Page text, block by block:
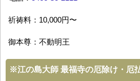
祈祷料：10,000円〜
御本尊：不動明王
※江の島大師 最福寺の厄除け・厄